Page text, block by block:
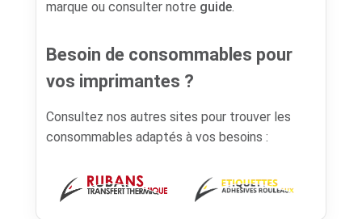
marque ou consulter notre guide.
Besoin de consommables pour
vos imprimantes ?
Consultez nos autres sites pour trouver les
consommables adaptés à vos besoins :